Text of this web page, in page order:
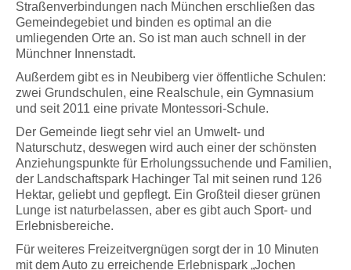
Straßenverbindungen nach München erschließen das
Gemeindegebiet und binden es optimal an die
umliegenden Orte an. So ist man auch schnell in der
Münchner Innenstadt.
Außerdem gibt es in Neubiberg vier öffentliche Schulen:
zwei Grundschulen, eine Realschule, ein Gymnasium
und seit 2011 eine private Montessori-Schule.
Der Gemeinde liegt sehr viel an Umwelt- und
Naturschutz, deswegen wird auch einer der schönsten
Anziehungspunkte für Erholungssuchende und Familien,
der Landschaftspark Hachinger Tal mit seinen rund 126
Hektar, geliebt und gepflegt. Ein Großteil dieser grünen
Lunge ist naturbelassen, aber es gibt auch Sport- und
Erlebnisbereiche.
Für weiteres Freizeitvergnügen sorgt der in 10 Minuten
mit dem Auto zu erreichende Erlebnispark „Jochen